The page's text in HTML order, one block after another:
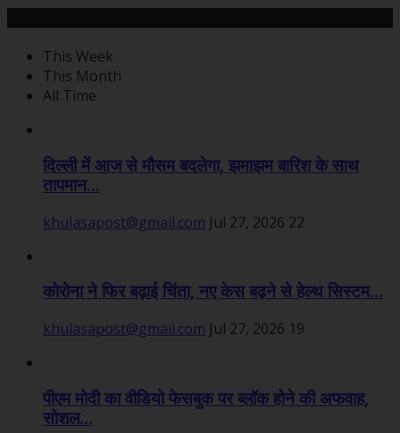
This Week
This Month
All Time
दिल्ली में आज से मौसम बदलेगा, झमाझम बारिश के साथ
तापमान...
khulasapost@gmail.com Jul 27, 2026 22
कोरोना ने फिर बढ़ाई चिंता, नए केस बढ़ने से हेल्थ सिस्टम...
khulasapost@gmail.com Jul 27, 2026 19
पीएम मोदी का वीडियो फेसबुक पर ब्लॉक होने की अफवाह,
सोशल...